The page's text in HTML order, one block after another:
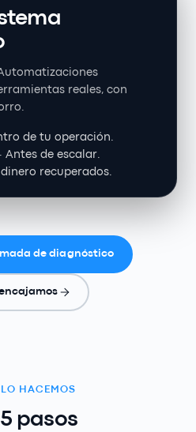
reales, con
de tu operación.
· Antes de escalar.
recuperados.
de diagnóstico
HACEMOS
5 pasos